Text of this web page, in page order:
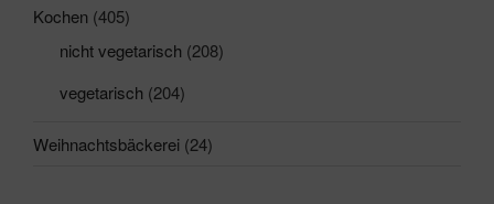
Kochen (405)
nicht vegetarisch (208)
vegetarisch (204)
Weihnachtsbäckerei (24)